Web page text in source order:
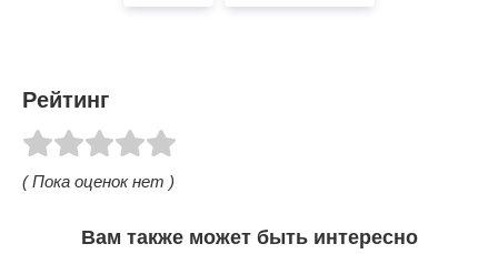
Рейтинг
( Пока оценок нет )
Вам также может быть интересно